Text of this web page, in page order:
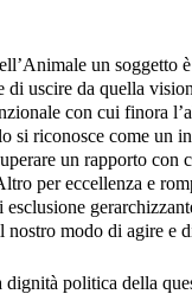
un soggetto
di uscire da quella
con cui finora
si riconosce come un
un rapporto con
per eccellenza e
esclusione
nostro modo di agire e
dignità politica della